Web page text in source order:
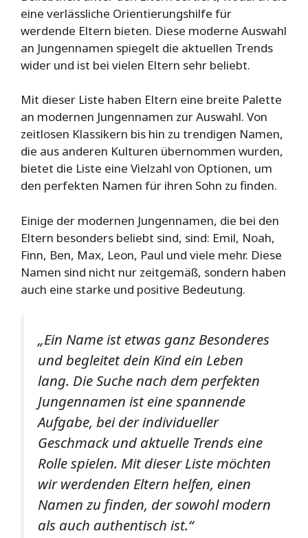
eine verlässliche Orientierungshilfe für
werdende Eltern bieten. Diese moderne Auswahl
an Jungennamen spiegelt die aktuellen Trends
wider und ist bei vielen Eltern sehr beliebt.
Mit dieser Liste haben Eltern eine breite Palette
an modernen Jungennamen zur Auswahl. Von
zeitlosen Klassikern bis hin zu trendigen Namen,
die aus anderen Kulturen übernommen wurden,
bietet die Liste eine Vielzahl von Optionen, um
den perfekten Namen für ihren Sohn zu finden.
Einige der modernen Jungennamen, die bei den
Eltern besonders beliebt sind, sind: Emil, Noah,
Finn, Ben, Max, Leon, Paul und viele mehr. Diese
Namen sind nicht nur zeitgemäß, sondern haben
auch eine starke und positive Bedeutung.
„Ein Name ist etwas ganz Besonderes
und begleitet dein Kind ein Leben
lang. Die Suche nach dem perfekten
Jungennamen ist eine spannende
Aufgabe, bei der individueller
Geschmack und aktuelle Trends eine
Rolle spielen. Mit dieser Liste möchten
wir werdenden Eltern helfen, einen
Namen zu finden, der sowohl modern
als auch authentisch ist.“